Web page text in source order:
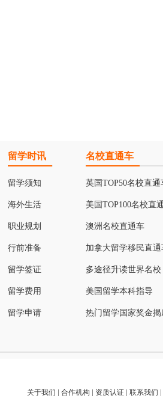
留学时讯
留学须知
海外生活
职业规划
行前准备
留学签证
留学费用
留学申请
名校直通车
英国TOP50名校直通
美国TOP100名校直
澳洲名校直通车
加拿大留学移民直通
多途径升读世界名校
美国留学本科指导
热门留学国家奖金揭
关于我们 | 合作机构 | 资质认证| 联系我们 |